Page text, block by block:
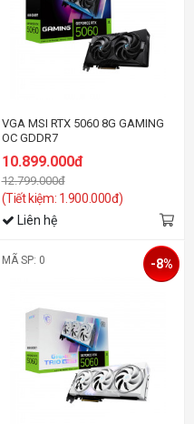
VGA MSI RTX 5060 8G GAMING
OC GDDR7
10.899.000đ
12.799.000đ
(Tiết kiệm: 1.900.000đ)
Liên hệ
MÃ SP: 0 -8%